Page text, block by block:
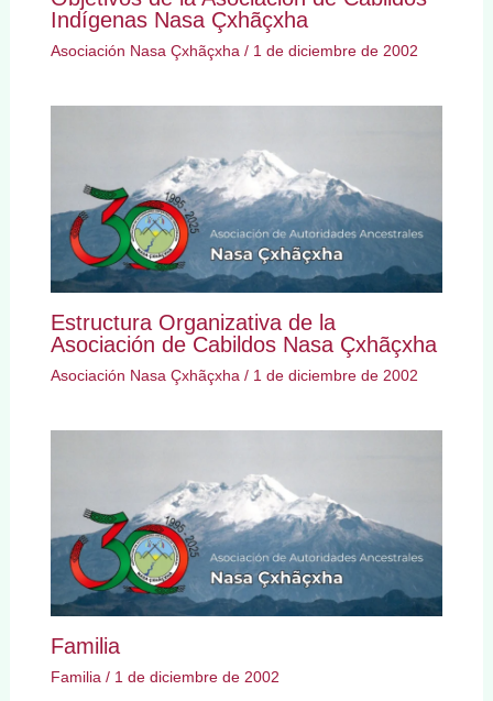
Indígenas Nasa Çxhãçxha
Asociación Nasa Çxhãçxha/ 1 de diciembre de 2002
Estructura Organizativa de la
Asociación de Cabildos Nasa Çxhãçxha
Asociación Nasa Çxhãçxha / 1 de diciembre de 2002
Familia
Familia / 1 de diciembre de 2002